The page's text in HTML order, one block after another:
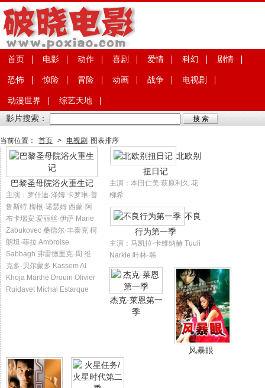
首页 电影 动作 喜剧 爱情 科幻 剧情
恐怖 惊险 冒险 动画 战争 电视剧
动漫世界
综艺天地
影片搜索：
当前位置： 首页 > 电视剧 图表排序
巴黎圣母院浴火重生记
主演：罗什迪·泽姆 卡罗琳·普
鲁斯特 梅根·诺瑟姆 西蒙·阿
布卡瑞安 爱丽丝·伊萨 Marie
Zabukovec 桑德尔·丰泰克 柯
朗坦·菲拉 Ambroise
Sabbagh 弗雷德里克·周 维
克多·贝尔蒙多 Kassem Al
Khoja Marthe Drouin Olivier
Ruidavet Michal Estarque
北欧别
扭日记
主演：本田仁美 萩原利久 花
柳希
不良
行为第一季
主演：马凯拉·卡维纳赫 Tuuli
Narkle 叶林·韩
杰克·莱恩第一
季
风暴眼